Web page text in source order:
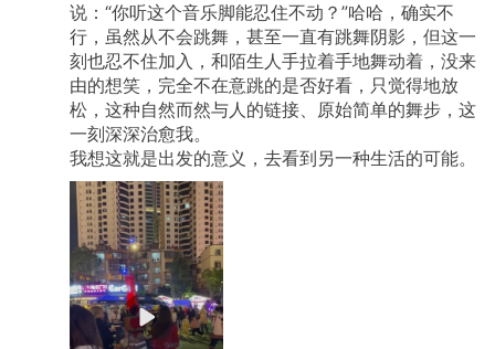
说：“你听这个音乐脚能忍住不动？”哈哈，确实不
行，虽然从不会跳舞，甚至一直有跳舞阴影，但这一
刻也忍不住加入，和陌生人手拉着手地舞动着，没来
由的想笑，完全不在意跳的是否好看，只觉得地放
松，这种自然而然与人的链接、原始简单的舞步，这
一刻深深治愈我。
我想这就是出发的意义，去看到另一种生活的可能。